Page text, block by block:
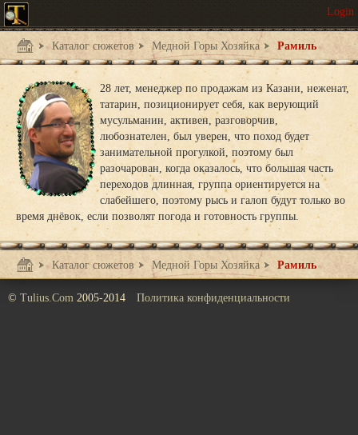
Каталог сюжетов Медной Горы Хозяйка Рамиль
28 лет, менеджер по продажам из Казани, неженат,
татарин, позиционирует себя, как верующий
мусульманин, активен, разговорчив,
любознателен, был уверен, что поход будет
занимательной прогулкой, поэтому был
разочарован, когда оказалось, что большая часть
переходов длинная, группа ориентируется на
слабейшего, поэтому рысь и галоп будут только во
время днёвок, если позволят погода и готовность группы.
Каталог сюжетов Медной Горы Хозяйка Рамиль
© Tulius.Com 2005-2014 Политика конфиденциальности